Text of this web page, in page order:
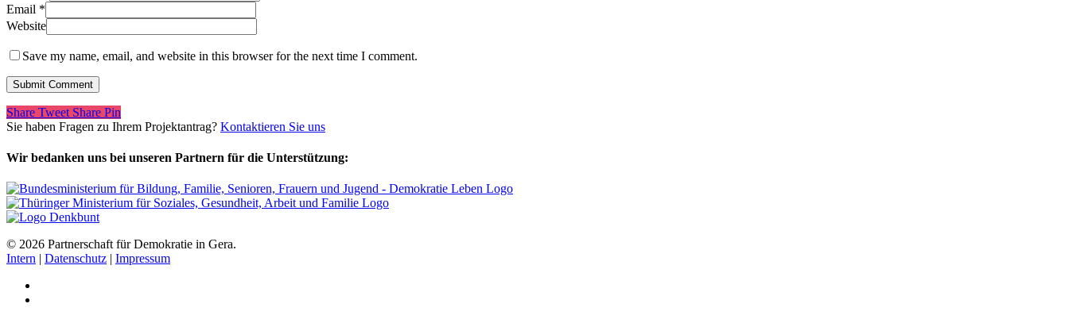
Email *
Website
Save my name, email, and website in this browser for the next time I comment.
Share Tweet Share Pin
Sie haben Fragen zu Ihrem Projektantrag? Kontaktieren Sie uns
Wir bedanken uns bei unseren Partnern für die Unterstützung:
© 2026 Partnerschaft für Demokratie in Gera.
Intern | Datenschutz | Impressum